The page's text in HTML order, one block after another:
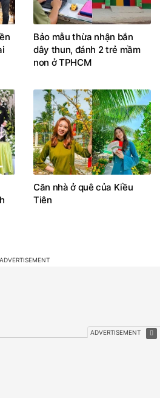
Bảo mẫu thừa nhận bắn
dây thun, đánh 2 trẻ mầm
non ở TPHCM
Căn nhà ở quê của Kiều
Tiên